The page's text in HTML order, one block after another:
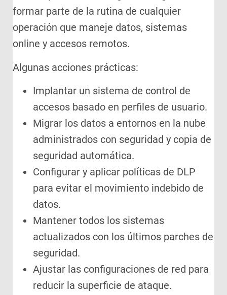
formar parte de la rutina de cualquier
operación que maneje datos, sistemas
online y accesos remotos.
Algunas acciones prácticas:
Implantar un sistema de control de
accesos basado en perfiles de usuario.
Migrar los datos a entornos en la nube
administrados con seguridad y copia de
seguridad automática.
Configurar y aplicar políticas de DLP
para evitar el movimiento indebido de
datos.
Mantener todos los sistemas
actualizados con los últimos parches de
seguridad.
Ajustar las configuraciones de red para
reducir la superficie de ataque.